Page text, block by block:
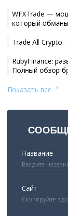
WFXTrade —
который
Trade All Crypto
RubyFinance:
Полный обзор
Показать все
Название
Сайт